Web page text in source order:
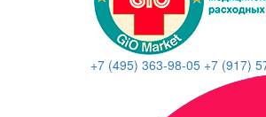
+7 (495) 363-98-05 +7 (917)